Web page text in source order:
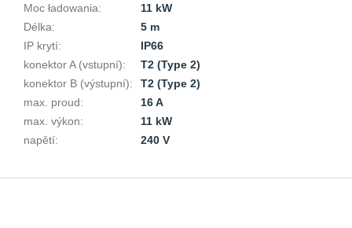
Moc ładowania:
11 kW
Délka:
5 m
IP krytí:
IP66
konektor A (vstupní):
T2 (Type 2)
konektor B (výstupní):
T2 (Type 2)
max. proud:
16 A
max. výkon:
11 kW
napětí: 240 V